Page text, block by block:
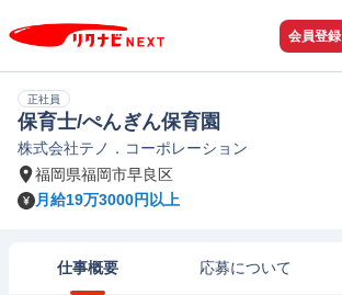
会員登録
正社員
保育士/ぺんぎん保育園
株式会社テノ．コーポレーション
福岡県福岡市早良区
月給19万3000円以上
仕事概要 応募について